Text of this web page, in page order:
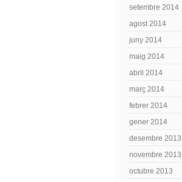
setembre 2014
agost 2014
juny 2014
maig 2014
abril 2014
març 2014
febrer 2014
gener 2014
desembre 2013
novembre 2013
octubre 2013